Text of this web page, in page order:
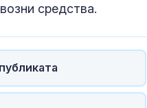
средства.